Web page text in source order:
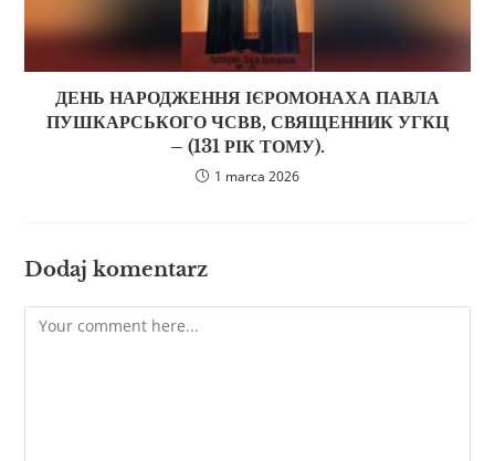
ДЕНЬ НАРОДЖЕННЯ ІЄРОМОНАХА ПАВЛА
ПУШКАРСЬКОГО ЧСВВ, СВЯЩЕННИК УГКЦ
– (131 РІК ТОМУ).
1 marca 2026
Dodaj komentarz